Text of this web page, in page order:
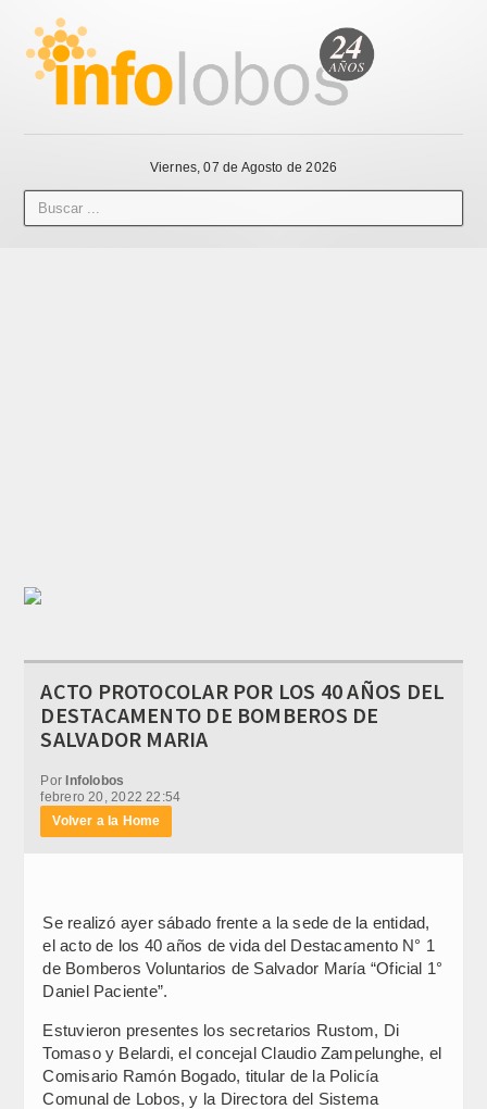
Viernes, 07 de Agosto de 2026
ACTO PROTOCOLAR POR LOS 40 AÑOS DEL
DESTACAMENTO DE BOMBEROS DE
SALVADOR MARIA
Por Infolobos
febrero 20, 2022 22:54
Volver a la Home
Se realizó ayer sábado frente a la sede de la entidad,
el acto de los 40 años de vida del Destacamento N° 1
de Bomberos Voluntarios de Salvador María “Oficial 1°
Daniel Paciente”.
Estuvieron presentes los secretarios Rustom, Di
Tomaso y Belardi, el concejal Claudio Zampelunghe, el
Comisario Ramón Bogado, titular de la Policía
Comunal de Lobos, y la Directora del Sistema